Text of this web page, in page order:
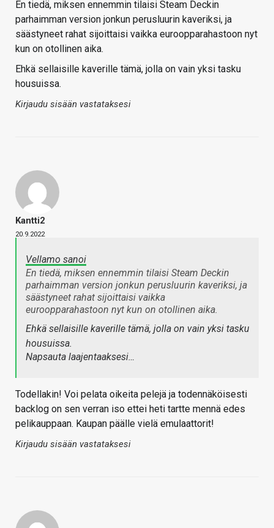
En tiedä, miksen ennemmin tilaisi Steam Deckin
parhaimman version jonkun perusluurin kaveriksi, ja
säästyneet rahat sijoittaisi vaikka euroopparahastoon nyt
kun on otollinen aika.
Ehkä sellaisille kaverille tämä, jolla on vain yksi tasku
housuissa.
Kirjaudu sisään vastataksesi
Kantti2
20.9.2022
Vellamo sanoi
En tiedä, miksen ennemmin tilaisi Steam Deckin
parhaimman version jonkun perusluurin kaveriksi, ja
säästyneet rahat sijoittaisi vaikka
euroopparahastoon nyt kun on otollinen aika.
Ehkä sellaisille kaverille tämä, jolla on vain yksi tasku
housuissa.
Napsauta laajentaaksesi…
Todellakin! Voi pelata oikeita pelejä ja todennäköisesti
backlog on sen verran iso ettei heti tartte mennä edes
pelikauppaan. Kaupan päälle vielä emulaattorit!
Kirjaudu sisään vastataksesi